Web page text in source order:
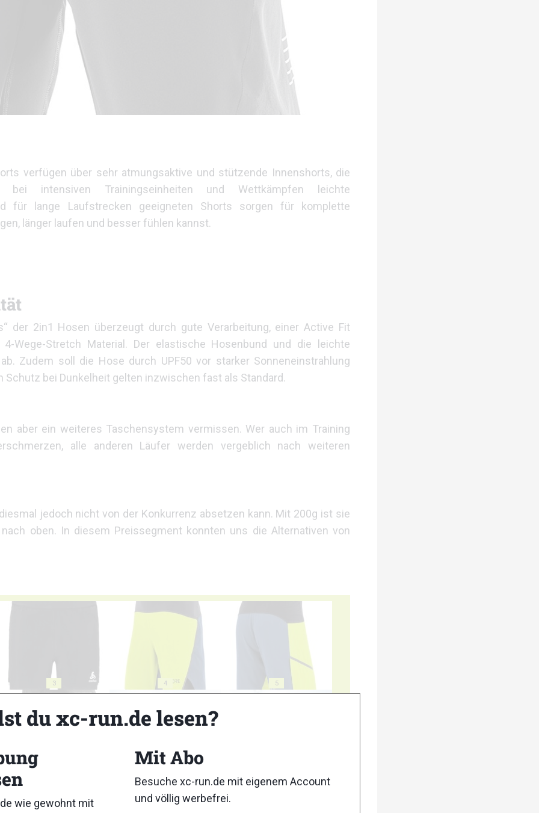
verfügen über sehr atmungsaktive und stützende Innenshorts, die
bei intensiven Trainingseinheiten und Wettkämpfen leichte
für lange Laufstrecken geeigneten Shorts sorgen für komplette
länger laufen und besser fühlen kannst.
der 2in1 Hosen überzeugt durch gute Verarbeitung, einer Active Fit
Wege-Stretch Material. Der elastische Hosenbund und die leichte
Zudem soll die Hose durch UPF50 vor starker Sonneneinstrahlung
bei Dunkelheit gelten inzwischen fast als Standard.
aber ein weiteres Taschensystem vermissen. Wer auch im Training
alle anderen Läufer werden vergeblich nach weiteren
jedoch nicht von der Konkurrenz absetzen kann. Mit 200g ist sie
oben. In diesem Preissegment konnten uns die Alternativen von
3 4 5
du xc-run.de lesen?
wie gewohnt mit
Mit Abo
Besuche xc-run.de mit eigenem Account
und völlig werbefrei.